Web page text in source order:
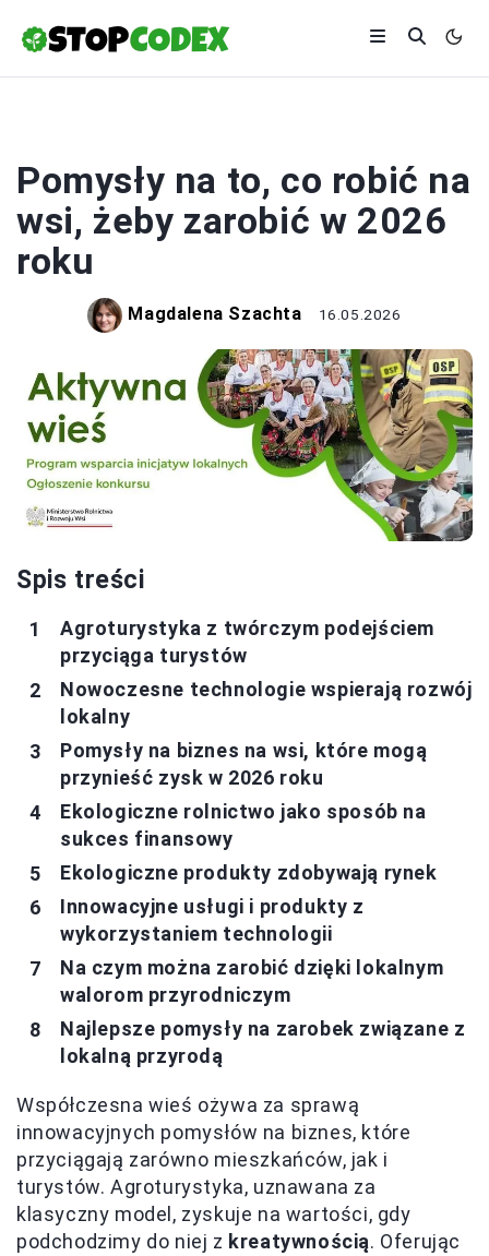
Pomysły na to, co robić na
wsi, żeby zarobić w 2026
roku
Magdalena Szachta 16.05.2026
Spis treści
Agroturystyka z twórczym podejściem
przyciąga turystów
Nowoczesne technologie wspierają rozwój
lokalny
Pomysły na biznes na wsi, które mogą
przynieść zysk w 2026 roku
Ekologiczne rolnictwo jako sposób na
sukces finansowy
Ekologiczne produkty zdobywają rynek
Innowacyjne usługi i produkty z
wykorzystaniem technologii
Na czym można zarobić dzięki lokalnym
walorom przyrodniczym
Najlepsze pomysły na zarobek związane z
lokalną przyrodą
Współczesna wieś ożywa za sprawą
innowacyjnych pomysłów na biznes, które
przyciągają zarówno mieszkańców, jak i
turystów. Agroturystyka, uznawana za
klasyczny model, zyskuje na wartości, gdy
podchodzimy do niej z kreatywnością. Oferując